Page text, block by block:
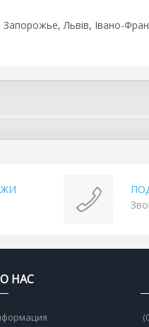
Львів, Івано-
О НАС